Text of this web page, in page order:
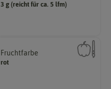
3 g (reicht für ca. 5 lfm)
Wie viel ist enthalten
Fruchtfarbe
rot
sie nach dem Reifungsprozess
hat.